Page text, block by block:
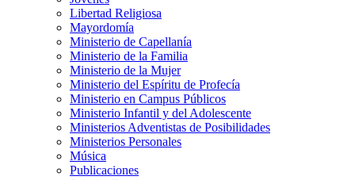
Libertad Religiosa
Mayordomía
Ministerio de Capellanía
Ministerio de la Familia
Ministerio de la Mujer
Ministerio del Espíritu de Profecía
Ministerio en Campus Públicos
Ministerio Infantil y del Adolescente
Ministerios Adventistas de Posibilidades
Ministerios Personales
Música
Publicaciones